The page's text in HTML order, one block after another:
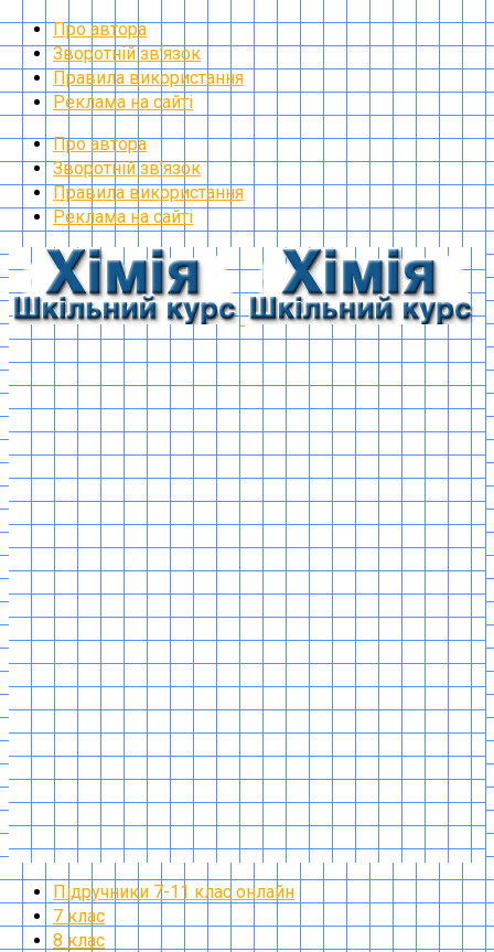
Про автора
Зворотній зв’язок
Правила використання
Реклама на сайті
Про автора
Зворотній зв’язок
Правила використання
Реклама на сайті
Підручники 7-11 клас онлайн
7 клас
8 клас